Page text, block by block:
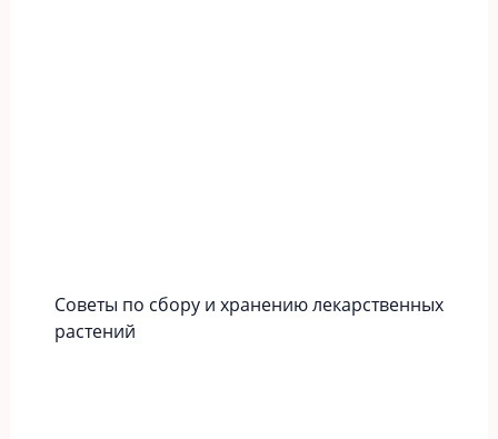
Советы по сбору и хранению лекарственных
растений